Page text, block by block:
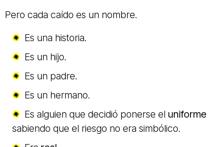
Pero cada caído es un nombre.
Es una historia.
Es un hijo.
Es un padre.
Es un hermano.
Es alguien que decidió ponerse el uniforme
sabiendo que el riesgo no era simbólico.